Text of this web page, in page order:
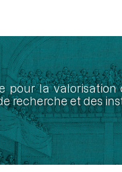
pour la
recherche et des